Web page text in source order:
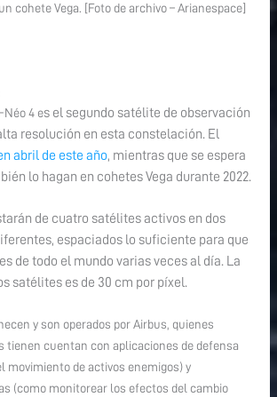
cohete Vega. [Foto de archivo – Arianespace]
4 es el segundo satélite de observación
resolución en esta constelación. El
abril de este año, mientras que se espera
lo hagan en cohetes Vega durante 2022.
de cuatro satélites activos en dos
espaciados lo suficiente para que
de todo el mundo varias veces al día. La
satélites es de 30 cm por píxel.
y son operados por Airbus, quienes
tienen cuentan con aplicaciones de defensa
movimiento de activos enemigos) y
(como monitorear los efectos del cambio